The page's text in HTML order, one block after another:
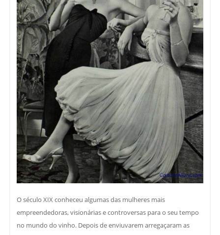
O século XIX conheceu algumas das mulheres mais
empreendedoras, visionárias e controversas para o seu tempo
no mundo do vinho. Depois de enviuvarem arregaçaram as